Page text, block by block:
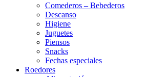
Comederos – Bebederos
Descanso
Higiene
Juguetes
Piensos
Snacks
Fechas especiales
Roedores